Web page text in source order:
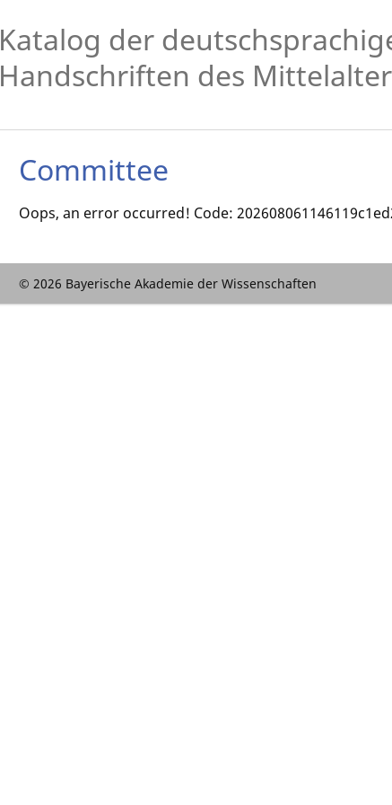
Katalog der
Handschriften des
Committee
Oops, an error occurred! Code:
© 2026 Bayerische Akademie der Wissenschaften